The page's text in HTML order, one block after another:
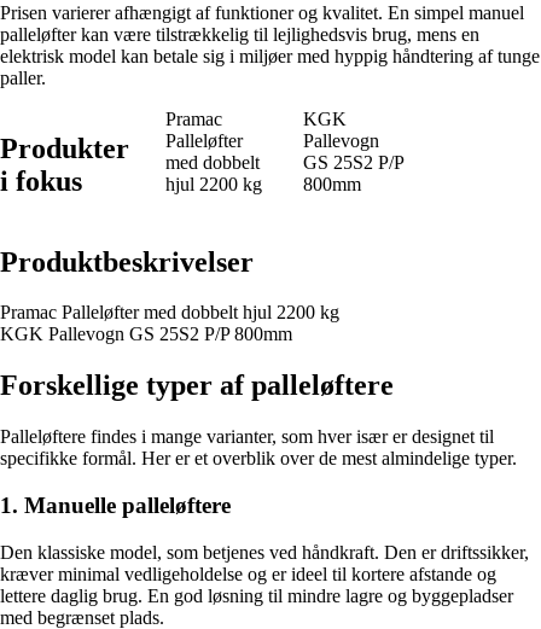
Prisen varierer afhængigt af funktioner og kvalitet. En simpel manuel
palleløfter kan være tilstrækkelig til lejlighedsvis brug, mens en
elektrisk model kan betale sig i miljøer med hyppig håndtering af tunge
paller.
Produkter
i fokus
Pramac
Palleløfter
med dobbelt
hjul 2200 kg
KGK
Pallevogn
GS 25S2 P/P
800mm
Produktbeskrivelser
Pramac Palleløfter med dobbelt hjul 2200 kg
KGK Pallevogn GS 25S2 P/P 800mm
Forskellige typer af palleløftere
Palleløftere findes i mange varianter, som hver især er designet til
specifikke formål. Her er et overblik over de mest almindelige typer.
1. Manuelle palleløftere
Den klassiske model, som betjenes ved håndkraft. Den er driftssikker,
kræver minimal vedligeholdelse og er ideel til kortere afstande og
lettere daglig brug. En god løsning til mindre lagre og byggepladser
med begrænset plads.